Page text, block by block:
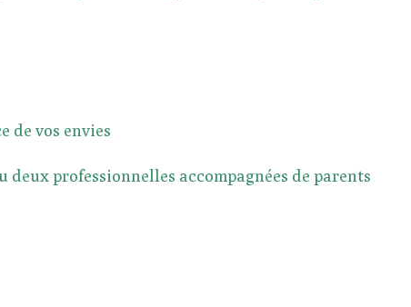
de vos envies
deux professionnelles accompagnées de parents